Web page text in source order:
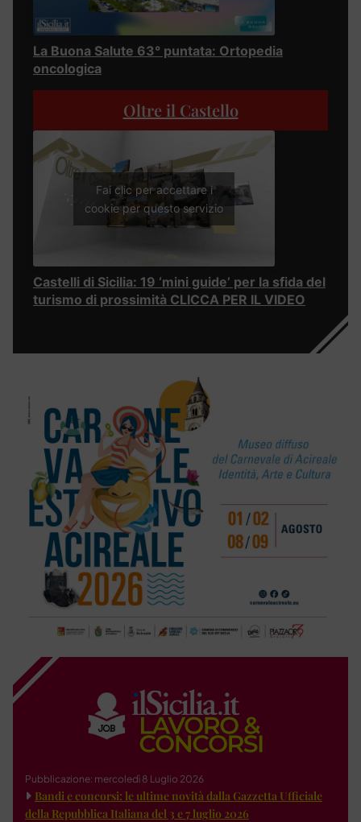
La Buona Salute 63° puntata: Ortopedia
oncologica
Oltre il Castello
Fai clic per accettare i
cookie per questo servizio
Castelli di Sicilia: 19 ‘mini guide’ per la sfida del
turismo di prossimità CLICCA PER IL VIDEO
Pubblicazione: mercoledì 8 Luglio 2026
Bandi e concorsi: le ultime novità dalla Gazzetta Ufficiale
della Repubblica Italiana del 3 e 7 luglio 2026